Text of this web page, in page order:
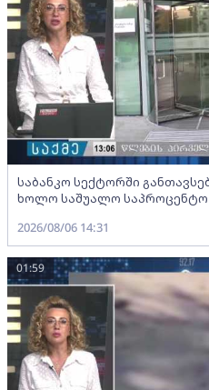
საბანკო სექტორში
ხოლო საშუალო საპროცენტო
2026/08/06 14:31
01:59